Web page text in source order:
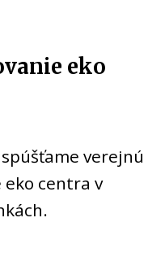
eko
verejnú
centra v